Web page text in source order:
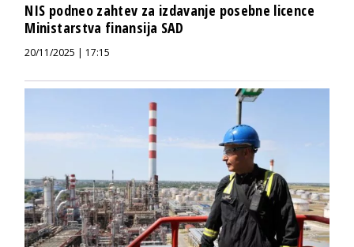
NIS podneo zahtev za izdavanje posebne licence
Ministarstva finansija SAD
20/11/2025 | 17:15